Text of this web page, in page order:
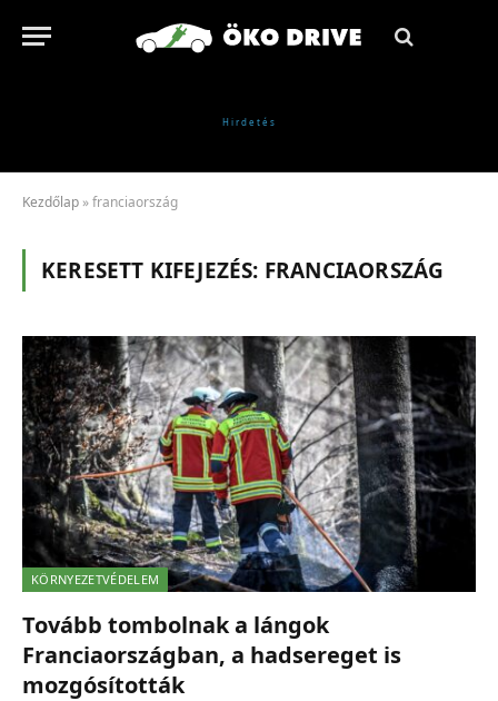
Kezdőlap »franciaország
KERESETT KIFEJEZÉS: FRANCIAORSZÁG
KÖRNYEZETVÉDELEM
Tovább tombolnak a lángok
Franciaországban, a hadsereget is
mozgósították